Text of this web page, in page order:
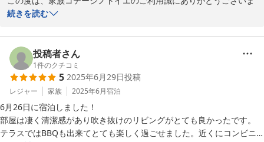
す。
ノトイエでは、出来るだけ身軽にお越しいただけるよう、備品やア
メニティ類をご用意しておりますが、お役に立てて嬉しく思いま
す。
全５棟のコテージはそれぞれデザインや雰囲気が異なりますので、
次回は別のコテージのご利用もご検討いただけますと幸いです。
続きを読む
投稿者さん
1件のクチコミ
5 2025年6月29日投稿
レジャー 家族 2025年6月宿泊
6月26日に宿泊しました！
部屋は凄く清潔感があり吹き抜けのリビングがとても良かったです。
テラスではBBQも出来てとても楽しく過ごせました。近くにコンビニ